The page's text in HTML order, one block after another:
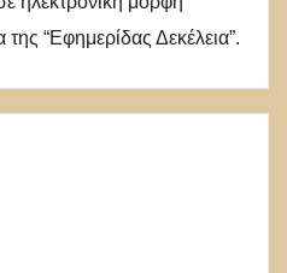
“Εφημερίδας Δεκέλεια”.